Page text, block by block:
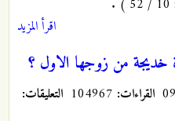
اقرأ المزيد
خديجة من زوجها الاول ؟
القراءات:
التعليقات: